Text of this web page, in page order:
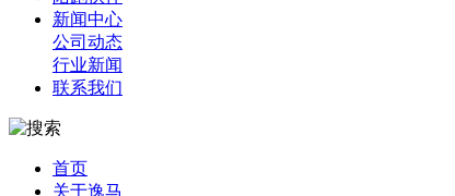
新闻中心
公司动态
行业新闻
联系我们
首页
关于逸马